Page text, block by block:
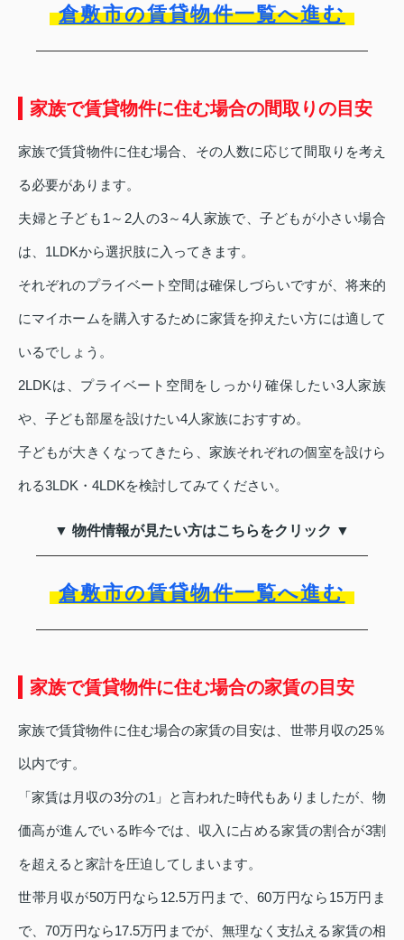
倉敷市の賃貸物件一覧へ進む
家族で賃貸物件に住む場合の間取りの目安
家族で賃貸物件に住む場合、その人数に応じて間取りを考え
る必要があります。
夫婦と子ども1～2人の3～4人家族で、子どもが小さい場合
は、1LDKから選択肢に入ってきます。
それぞれのプライベート空間は確保しづらいですが、将来的
にマイホームを購入するために家賃を抑えたい方には適して
いるでしょう。
2LDKは、プライベート空間をしっかり確保したい3人家族
や、子ども部屋を設けたい4人家族におすすめ。
子どもが大きくなってきたら、家族それぞれの個室を設けら
れる3LDK・4LDKを検討してみてください。
▼ 物件情報が見たい方はこちらをクリック ▼
倉敷市の賃貸物件一覧へ進む
家族で賃貸物件に住む場合の家賃の目安
家族で賃貸物件に住む場合の家賃の目安は、世帯月収の25％
以内です。
「家賃は月収の3分の1」と言われた時代もありましたが、物
価高が進んでいる昨今では、収入に占める家賃の割合が3割
を超えると家計を圧迫してしまいます。
世帯月収が50万円なら12.5万円まで、60万円なら15万円ま
で、70万円なら17.5万円までが、無理なく支払える家賃の相